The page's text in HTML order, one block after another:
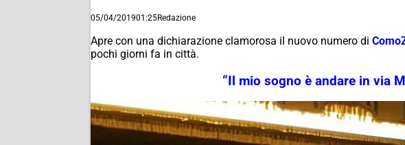
05/04/201901:25Redazione
Apre con una dichiarazione clamorosa il nuovo numero di
pochi giorni fa in città.
“Il mio sogno è andare in via